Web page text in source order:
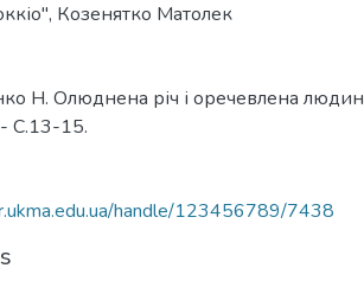
, Козенятко Матолек
Н. Олюднена річ і оречевлена
С.13-15.
handle/123456789/7438